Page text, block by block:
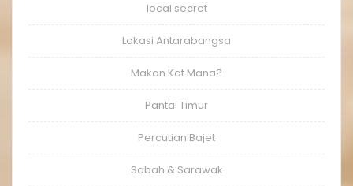
local secret
Lokasi Antarabangsa
Makan Kat Mana?
Pantai Timur
Percutian Bajet
Sabah & Sarawak